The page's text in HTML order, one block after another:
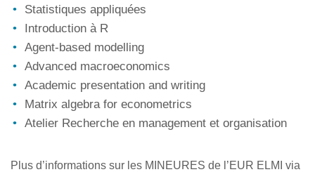
Statistiques appliquées
Introduction à R
Agent-based modelling
Advanced macroeconomics
Academic presentation and writing
Matrix algebra for econometrics
Atelier Recherche en management et organisation
Plus d’informations sur les MINEURES de l’EUR ELMI via